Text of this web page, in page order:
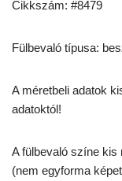
Cikkszám: #8479
Fülbevaló típusa:
A méretbeli adatok
adatoktól!
A fülbevaló színe kis
(nem egyforma